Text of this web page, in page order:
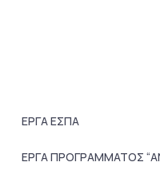
ΕΡΓΑ ΕΣΠΑ
ΕΡΓΑ ΠΡΟΓΡΑΜΜΑΤΟΣ